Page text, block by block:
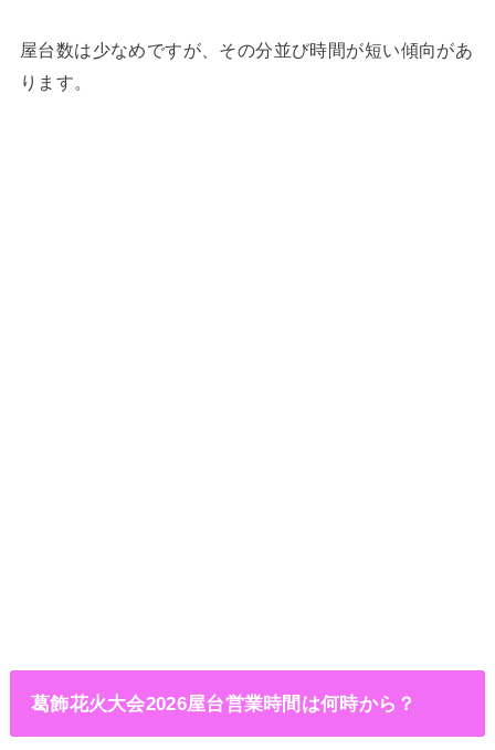
屋台数は少なめですが、その分並び時間が短い傾向があ
ります。
葛飾花火大会2026屋台営業時間は何時から？